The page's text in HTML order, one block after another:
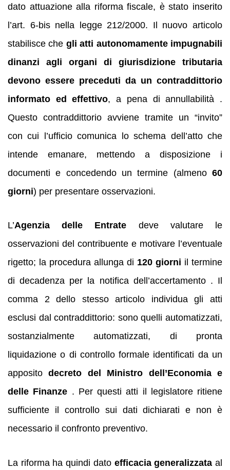
dato attuazione alla riforma fiscale, è stato inserito
l’art. 6‑bis nella legge 212/2000. Il nuovo articolo
stabilisce che gli atti autonomamente impugnabili
dinanzi agli organi di giurisdizione tributaria
devono essere preceduti da un contraddittorio
informato ed effettivo, a pena di annullabilità .
Questo contraddittorio avviene tramite un “invito”
con cui l’ufficio comunica lo schema dell’atto che
intende emanare, mettendo a disposizione i
documenti e concedendo un termine (almeno 60
giorni) per presentare osservazioni.
L’Agenzia delle Entrate deve valutare le
osservazioni del contribuente e motivare l’eventuale
rigetto; la procedura allunga di 120 giorni il termine
di decadenza per la notifica dell’accertamento . Il
comma 2 dello stesso articolo individua gli atti
esclusi dal contraddittorio: sono quelli automatizzati,
sostanzialmente automatizzati, di pronta
liquidazione o di controllo formale identificati da un
appositodecreto del Ministro dell’Economia e
delle Finanze . Per questi atti il legislatore ritiene
sufficiente il controllo sui dati dichiarati e non è
necessario il confronto preventivo.
La riforma ha quindi dato efficacia generalizzata al